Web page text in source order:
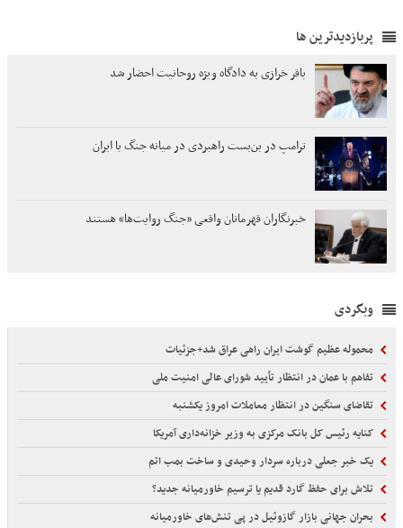
پربازدیدترین ها
باقر خرازی به دادگاه ویژه روحانیت احضار شد
ترامپ در بن‌بست راهبردی در میانه جنگ با ایران
خبرنگاران قهرمانان واقعی «جنگ روایت‌ها» هستند
وبگردی
محموله عظیم گوشت ایران راهی عراق شد+جزئیات
تفاهم با عمان در انتظار تأیید شورای عالی امنیت ملی
تقاضای سنگین در انتظار معاملات امروز یکشنبه
کنایه رئیس کل بانک مرکزی به وزیر خزانه‌داری آمریکا
یک خبر جعلی درباره سردار وحیدی و ساخت بمب اتم
تلاش برای حفظ گارد قدیم یا ترسیم خاورمیانه جدید؟
بحران جهانی بازار گازوئیل در پی تنش‌های خاورمیانه